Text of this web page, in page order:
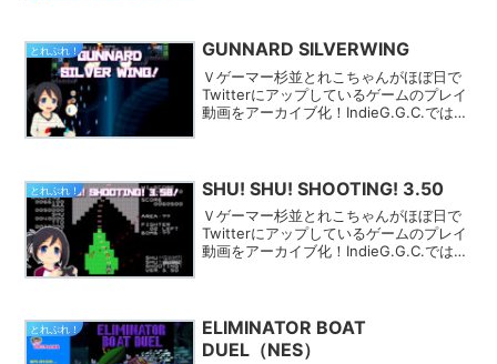
とれぷれ！ GUNNARD SILVERWING
Ｖゲーマー杉並とれこちゃんがほぼ日で
Twitterにアップしているゲームのプレイ
動画をアーカイブ化！IndieG.G.C.では
とれぷれ！ SHU! SHU! SHOOTING! 3.50
Ｖゲーマー杉並とれこちゃんがほぼ日で
Twitterにアップしているゲームのプレイ
動画をアーカイブ化！IndieG.G.C.では
とれぷれ！
ELIMINATOR BOAT
DUEL（NES）